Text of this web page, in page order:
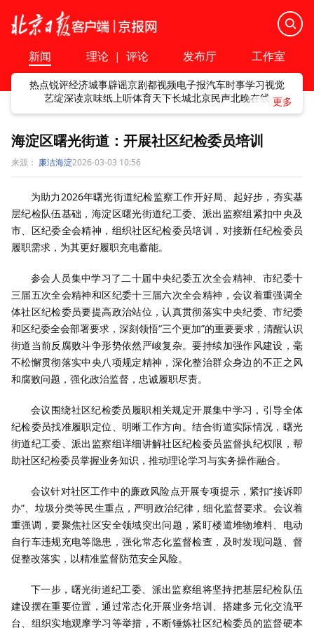
新闻 理论 | 评论 发布厅 工作室
热点锐评经济城事辟谣京剧都视频电子报汽车时事学习视觉
艺绽深读京味纸上听体育天下长城北京民声北晚在线
海淀区曙光街道：开展社区纪检委员培训
来源： 廉洁海淀2026-03-03 10:56
为助力2026年曙光街道纪检监察工作开好局、起好步，夯实基
层纪检队伍基础，海淀区曙光街道纪工委、派出监察组紧扣中央及
市、区纪委全会精神，组织社区纪检委员培训，对接新任纪检委员
履职需求，为其更好履职充电蓄能。
参会人员集中学习了二十届中央纪委五次全会精神、市纪委十
三届五次全会精神和区纪委十三届六次全会精神，会议着重强调全
体社区纪检委员要提高政治站位，认真贯彻落实中央纪委、市纪委
和区纪委全会部署要求，深刻领悟“三个更加”的重要要求，清醒认识
街道当前反腐败斗争形势依然严峻复杂。要持续加强作风建设，毫
不松懈贯彻落实中央八项规定精神，深化整治群众身边的不正之风
和腐败问题，强化政治监督，忠诚履职尽责。
会议围绕社区纪检委员履职相关规定开展集中学习，引导全体
纪检委员找准履职定位、明晰工作方向。结合街道实际情况，曙光
街道纪工委、派出监察组详细讲解社区纪检委员监督执纪权限，帮
助社区纪检委员掌握业务知识，推动理论学习与实务操作融合。
会议针对社区工作中的廉政风险点开展专项提示，紧扣“接诉即
办”、垃圾分类等民生重点，严明政治纪律，细化监督要求。会议着
重强调，要聚焦社区安全领域突出问题，紧盯楼道堆物堆料、电动
自行车违规充电等隐患，强化常态化监督检查，及时发现问题、督
促整改落实，以精准监督防范安全风险。
下一步，曙光街道纪工委、派出监察组将坚持把基层纪检队伍
建设摆在重要位置，通过常态化开展业务培训、搭建多元化交流平
台、组织实地观摩学习等举措，不断锤炼社区纪检委员的监督硬本